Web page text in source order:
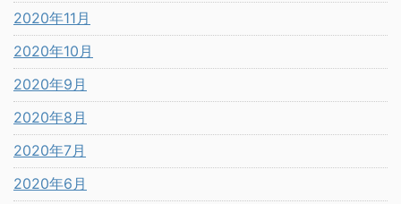
2020年11月
2020年10月
2020年9月
2020年8月
2020年7月
2020年6月